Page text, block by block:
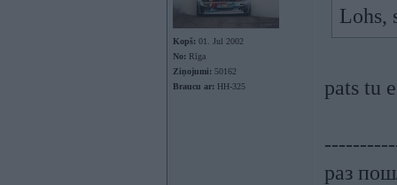
Kopš: 01. Jul 2002
No: Rīga
Ziņojumi: 50162
Braucu ar: HH-325
Lohs,
pats tu
раз